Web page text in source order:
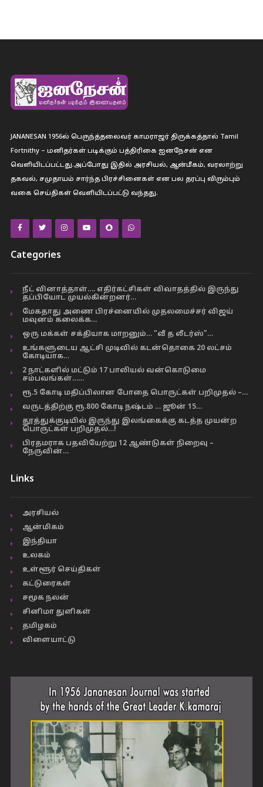
JANANESAN 1956ல் பெருந்த்தலைவர் காமராஜர் திருக்கத்தால் Tamil
Fortnithy – மனிதர்கள் படிக்கும் பத்திரிகை ஐனநேசன் என
வெளியிடப்பட்டது.அப்போது இதில் அரசியல், ஆன்மீகம், வரலாற்று
தகவல், சமுதாயம் சார்ந்த பிரச்சினைகள் என பல தரப்பு விரும்பும்
வகை செய்திகள் வெளியிடப்பட்டு வந்தது.
Categories
நீட் வினாத்தாள்…. எதிர்கட்சிகள் விவாதத்தில் இருந்து
தப்பியோட முயல்கின்றனர்…
மேகதாது அணை பிரச்னையில் முதலமைச்சர் விஜய்
மவுனம் கலைக்க…
ஒரு மக்கள் சக்தியாக மாறனும்… “வீ த லீடர்ஸ்”…
உங்களுடைய ஆட்சி முடிவில் கடன்தொகை 20 லட்சம்
கோடியாக…
2 நாட்களில் மட்டும் 17 பாலியல் வன்கொடுமை
சம்பவங்கள்……
ரூ.5 கோடி மதிப்பிலான போதை பொருட்கள் பறிமுதல் –…
வருடத்திற்கு ரூ.800 கோடி நஷ்டம் … ஜூன் 15…
தூத்துக்குடியில் இருந்து இலங்கைக்கு கடத்த முயன்ற
பொருட்கள் பறிமுதல்…!
பிரதமராக பதவியேற்று 12 ஆண்டுகள் நிறைவு –
நேருவின்…
Links
அரசியல்
ஆன்மிகம்
இந்தியா
உலகம்
உள்ளூர் செய்திகள்
கட்டுரைகள்
சமூக நலன்
சினிமா துளிகள்
தமிழகம்
விளையாட்டு